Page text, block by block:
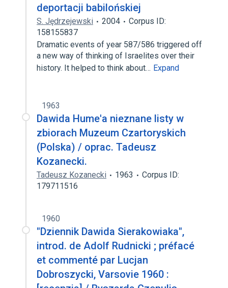
deportacji babilońskiej
S. Jędrzejewski 2004
Corpus ID:
158155837
Dramatic events of year 587/586 triggered off
a new way of thinking of Israelites over their
history. It helped to think about… Expand
1963
Dawida Hume'a nieznane listy w
zbiorach Muzeum Czartoryskich
(Polska) / oprac. Tadeusz
Kozanecki.
Tadeusz Kozanecki 1963
Corpus ID:
179711516
1960
"Dziennik Dawida Sierakowiaka",
introd. de Adolf Rudnicki ; préfacé
et commenté par Lucjan
Dobroszycki, Varsovie 1960 :